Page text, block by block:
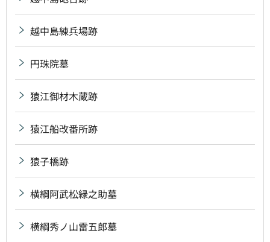
越中島練兵場跡
円珠院墓
猿江御材木蔵跡
猿江船改番所跡
猿子橋跡
横綱阿武松緑之助墓
横綱秀ノ山雷五郎墓